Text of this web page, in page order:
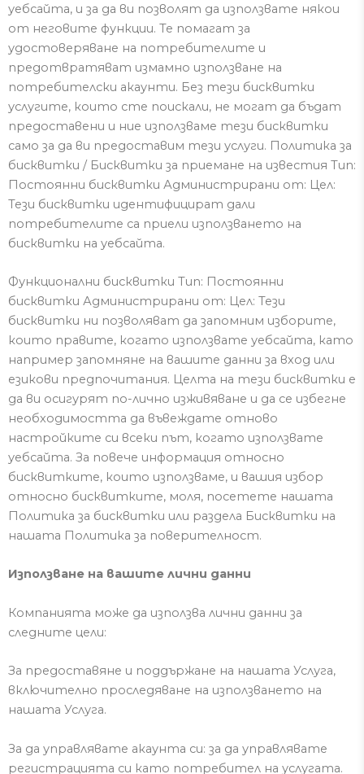
уебсайта, и за да ви позволят да използвате някои
от неговите функции. Те помагат за
удостоверяване на потребителите и
предотвратяват измамно използване на
потребителски акаунти. Без тези бисквитки
услугите, които сте поискали, не могат да бъдат
предоставени и ние използваме тези бисквитки
само за да ви предоставим тези услуги. Политика за
бисквитки / Бисквитки за приемане на известия Тип:
Постоянни бисквитки Администрирани от: Цел:
Тези бисквитки идентифицират дали
потребителите са приели използването на
бисквитки на уебсайта.
Функционални бисквитки Тип: Постоянни
бисквитки Администрирани от: Цел: Тези
бисквитки ни позволяват да запомним изборите,
които правите, когато използвате уебсайта, като
например запомняне на вашите данни за вход или
езикови предпочитания. Целта на тези бисквитки е
да ви осигурят по-лично изживяване и да се избегне
необходимостта да въвеждате отново
настройките си всеки път, когато използвате
уебсайта. За повече информация относно
бисквитките, които използваме, и вашия избор
относно бисквитките, моля, посетете нашата
Политика за бисквитки или раздела Бисквитки на
нашата Политика за поверителност.
Използване на вашите лични данни
Компанията може да използва лични данни за
следните цели:
За предоставяне и поддържане на нашата Услуга,
включително проследяване на използването на
нашата Услуга.
За да управлявате акаунта си: за да управлявате
регистрацията си като потребител на услугата.